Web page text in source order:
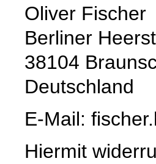
Oliver Fischer
Berliner
38104
Deutschland
E-Mail:
Hiermit